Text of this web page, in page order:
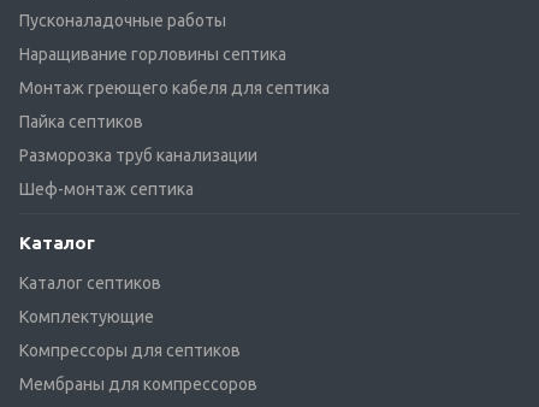
Пусконаладочные работы
Наращивание горловины септика
Монтаж греющего кабеля для септика
Пайка септиков
Разморозка труб канализации
Шеф-монтаж септика
Каталог
Каталог септиков
Комплектующие
Компрессоры для септиков
Мембраны для компрессоров